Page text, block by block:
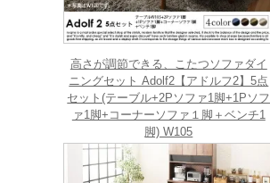
高さが調節できる、こたつソファダイ
ニングセット Adolf2【アドルフ2】5点
セット(テーブル+2Pソファ1脚+1Pソフ
ァ1脚+コーナーソファ１脚＋ベンチ1
脚) W105